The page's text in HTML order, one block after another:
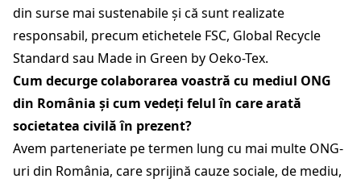
din surse mai sustenabile și că sunt realizate
responsabil, precum etichetele FSC, Global Recycle
Standard sau Made in Green by Oeko-Tex.
Cum decurge colaborarea voastră cu mediul ONG
din România și cum vedeți felul în care arată
societatea civilă în prezent?
Avem parteneriate pe termen lung cu mai multe ONG-
uri din România, care sprijină cauze sociale, de mediu,